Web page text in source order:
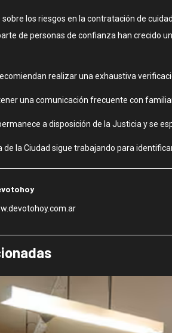
sobre los riesgos en la contratación de
de personas de confianza han crecido
realizar una exhaustiva
una comunicación frecuente con
a disposición de la Justicia y se
de la Ciudad sigue trabajando para